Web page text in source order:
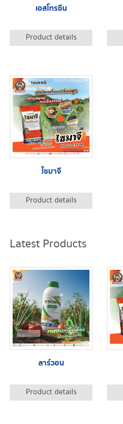
เอสโทรซีน
Product details
ไซมาจี
Product details
Latest Products
ลาร์วอน
Product details